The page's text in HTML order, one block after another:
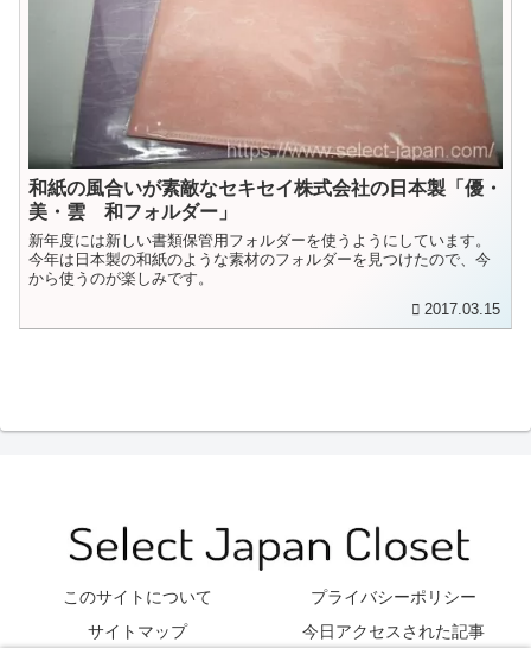
和紙の風合いが素敵なセキセイ株式会社の日本製「優・
美・雲 和フォルダー」
新年度には新しい書類保管用フォルダーを使うようにしています。
今年は日本製の和紙のような素材のフォルダーを見つけたので、今
から使うのが楽しみです。
2017.03.15
このサイトについて
プライバシーポリシー
サイトマップ
今日アクセスされた記事